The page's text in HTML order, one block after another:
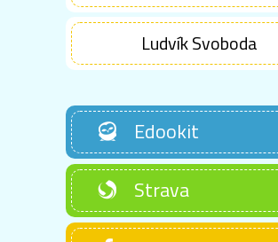
Ludvík Svoboda
Edookit
Strava